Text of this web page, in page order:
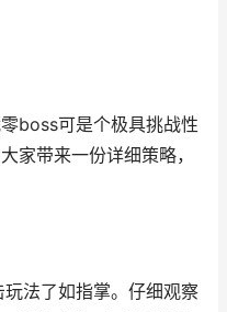
boss可是个极具挑战性
家带来一份详细策略，
法了如指掌。仔细观察